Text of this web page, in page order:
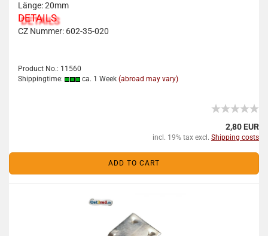
Länge: 20mm
DETAILS
CZ Nummer: 602-35-020
Product No.: 11560
Shippingtime:
ca. 1 Week (abroad may vary)
2,80 EUR
incl. 19% tax excl. Shipping costs
ADD TO CART